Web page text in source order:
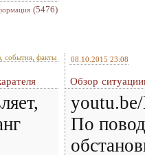
(5476)
события, факты 08.10.2015 23:08
Обзор
По